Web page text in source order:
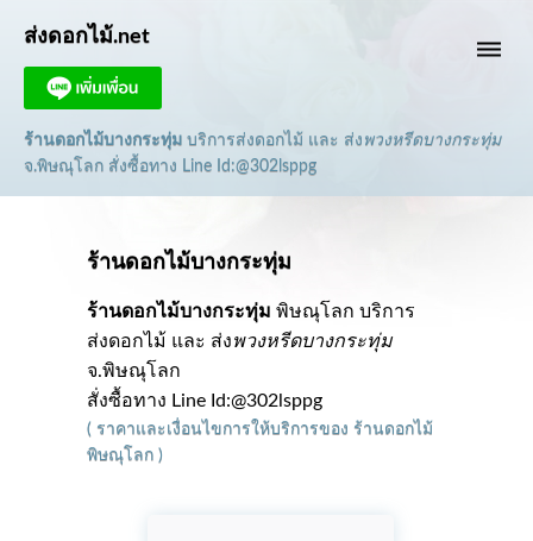
dehaze
ส่งดอกไม้.net
ร้านดอกไม้บางกระทุ่ม บริการส่งดอกไม้ และ ส่ง พวงหรีดบางกระทุ่ม
จ.พิษณุโลก สั่งซื้อทาง Line Id:@302lsppg
ร้านดอกไม้บางกระทุ่ม
ร้านดอกไม้บางกระทุ่ม พิษณุโลก บริการ
ส่งดอกไม้ และ ส่งพวงหรีดบางกระทุ่ม
จ.พิษณุโลก
สั่งซื้อทาง Line Id:@302lsppg
( ราคาและเงื่อนไขการให้บริการของ ร้านดอกไม้
พิษณุโลก )